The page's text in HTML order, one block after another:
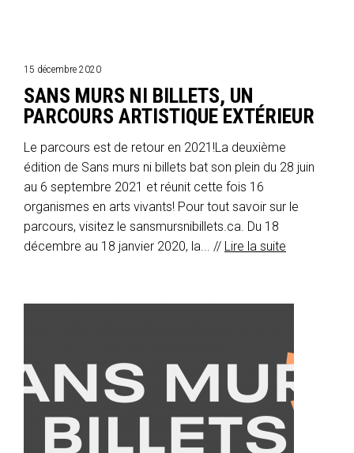
15 décembre 2020
SANS MURS NI BILLETS, UN
PARCOURS ARTISTIQUE EXTÉRIEUR
Le parcours est de retour en 2021!La deuxième
édition de Sans murs ni billets bat son plein du 28 juin
au 6 septembre 2021 et réunit cette fois 16
organismes en arts vivants! Pour tout savoir sur le
parcours, visitez le sansmursnibillets.ca. Du 18
décembre au 18 janvier 2020, la... // Lire la suite